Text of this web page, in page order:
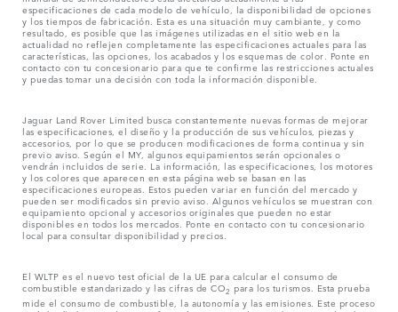
especificaciones de cada modelo de vehículo, la disponibilidad de opciones
y los tiempos de fabricación. Esta es una situación muy cambiante, y como
resultado, es posible que las imágenes utilizadas en el sitio web en la
actualidad no reflejen completamente las especificaciones actuales para las
características, las opciones, los acabados y los esquemas de color. Ponte en
contacto con tu concesionario para que te confirme las restricciones actuales
y puedas tomar una decisión con toda la información disponible.
Jaguar Land Rover Limited busca constantemente nuevas formas de mejorar
las especificaciones, el diseño y la producción de sus vehículos, piezas y
accesorios, por lo que se producen modificaciones de forma continua y sin
previo aviso. Según el MY, algunos equipamientos serán opcionales o
vendrán incluidos de serie. La información, las especificaciones, los motores
y los colores que aparecen en esta página web se basan en las
especificaciones europeas. Estos pueden variar en función del mercado y
pueden ser modificados sin previo aviso. Algunos vehículos se muestran con
equipamiento opcional y accesorios originales que pueden no estar
disponibles en todos los mercados. Ponte en contacto con tu concesionario
local para consultar disponibilidad y precios.
El WLTP es el nuevo test oficial de la UE para calcular el consumo de
combustible estandarizado y las cifras de CO2 para los turismos. Esta prueba
mide el consumo de combustible, la autonomía y las emisiones. Este proceso